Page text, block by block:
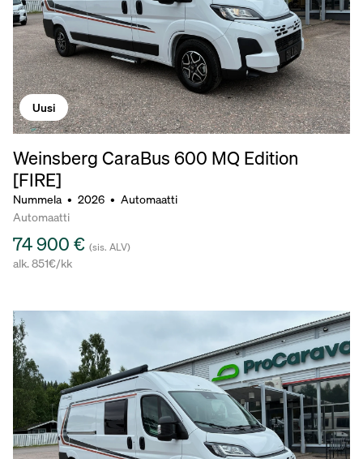
Uusi
Weinsberg CaraBus 600 MQ Edition
[FIRE]
Nummela • 2026 • Automaatti
Automaatti
74 900 € (sis. ALV)
alk. 851€/kk